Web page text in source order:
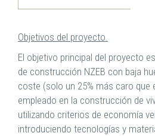
Objetivos del proyecto.
El objetivo principal del proyecto
de construcción NZEB con baja
coste (solo un 25% más caro que
empleado en la construcción de
utilizando criterios de economía
introduciendo tecnologías y